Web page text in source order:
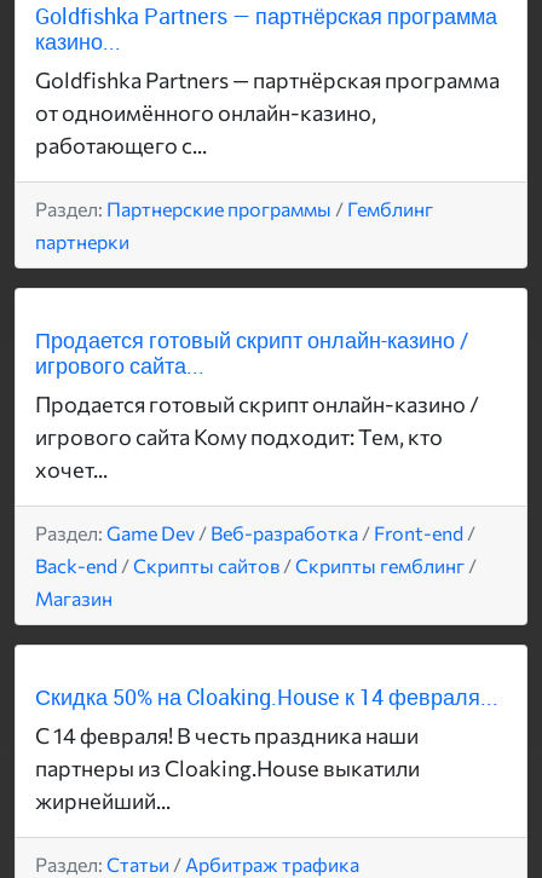
Goldfishka Partners — партнёрская программа
казино...
Goldfishka Partners — партнёрская программа
от одноимённого онлайн-казино,
работающего с...
Раздел: Партнерские программы / Гемблинг
партнерки
Продается готовый скрипт онлайн-казино /
игрового сайта...
Продается готовый скрипт онлайн-казино /
игрового сайта Кому подходит: Тем, кто
хочет...
Раздел: Game Dev / Веб-разработка / Front-end /
Back-end /Скрипты сайтов /Скрипты гемблинг /
Магазин
Скидка 50% на Cloaking.House к 14 февраля...
С 14 февраля! В честь праздника наши
партнеры из Cloaking.House выкатили
жирнейший...
Раздел: Статьи / Арбитраж трафика